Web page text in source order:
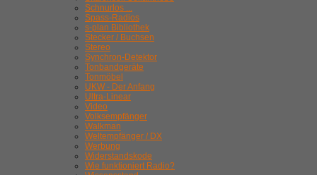
Schnurlos ...
Spass-Radios
s-plan Bibliothek
Stecker / Buchsen
Stereo
Synchron-Detektor
Tonbandgeräte
Tonmöbel
UKW - Der Anfang
Ultra-Linear
Video
Volksempfänger
Walkman
Weltempfänger / DX
Werbung
Widerstandskode
Wie funktioniert Radio?